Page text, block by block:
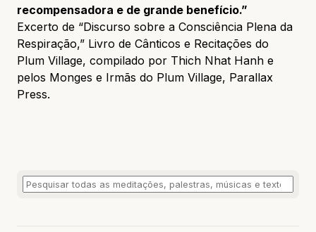
recompensadora e de grande benefício.”
Excerto de “Discurso sobre a Consciência Plena da
Respiração,” Livro de Cânticos e Recitações do
Plum Village, compilado por Thich Nhat Hanh e
pelos Monges e Irmãs do Plum Village, Parallax
Press.